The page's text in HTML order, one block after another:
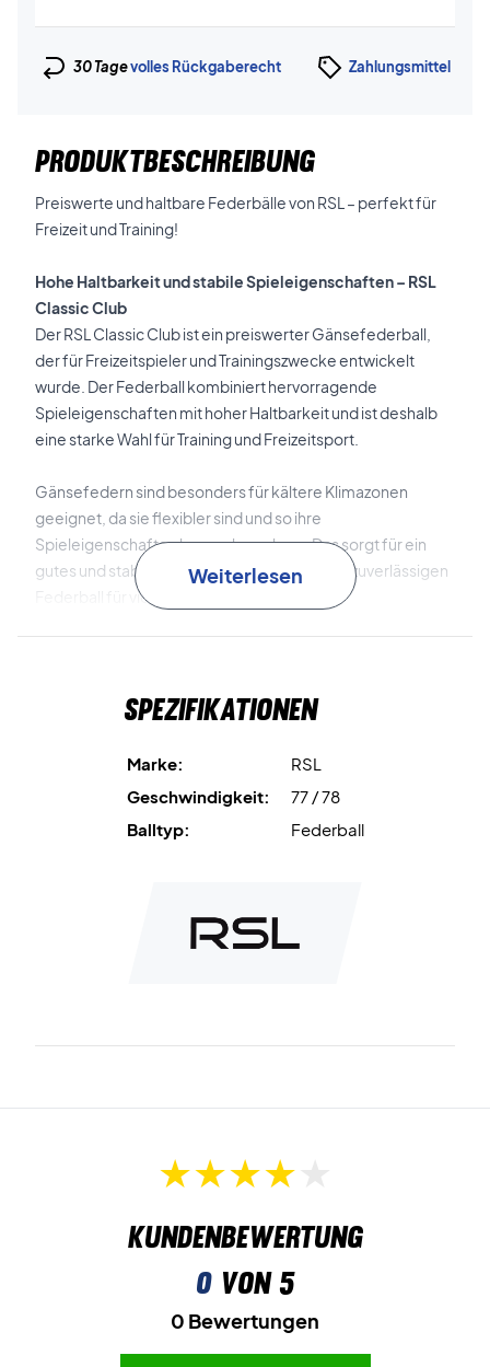
30 Tagevolles Rückgaberecht Zahlungsmittel
PRODUKTBESCHREIBUNG
Preiswerte und haltbare Federbälle von RSL – perfekt für
Freizeit und Training!
Hohe Haltbarkeit und stabile Spieleigenschaften – RSL
Classic Club
Der RSL Classic Club ist ein preiswerter Gänsefederball,
der für Freizeitspieler und Trainingszwecke entwickelt
wurde. Der Federball kombiniert hervorragende
Spieleigenschaften mit hoher Haltbarkeit und ist deshalb
eine starke Wahl für Training und Freizeitsport.
Gänsefedern sind besonders für kältere Klimazonen
geeignet, da sie flexibler sind und so ihre
Spieleigenschaften besser bewahren. Das sorgt für ein
gutes und stabiles Ballgefühl, wenn du einen zuverlässigen
Federball für viele Spielstunden brauchst.
Preiswerte Wahlfür Spieler, die einen guten Federball für
den Alltag suchen.
Weiterlesen
Spezifikationen
Marke:
RSL
Geschwindigkeit:
77 / 78
Balltyp:
Federball
Kundenbewertung
0von 5
0 Bewertungen